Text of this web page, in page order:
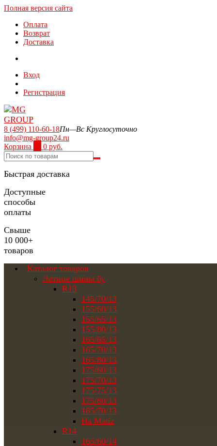
Полная версия сайта
Оплата
Возврат
Доставка
Вход
Регистрация
8 (499) 110-60-18Пн—Вс Круглосуточно
info@mg-group24.ru
Корзина
0 руб.
Быстрая доставка
Доступные
способы
оплаты
Свыше
10 000+
товаров
Каталог товаров
Летние шины бу
R13
145/70/13
155/60/13
155/65/13
155/80/13
165/65/13
165/70/13
165/80/13
175/60/13
175/70/13
175/75/13
175/80/13
185/70/13
На Matiz
R14
165/60/14